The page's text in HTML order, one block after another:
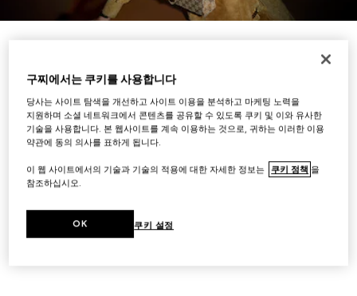
여성
남성
구찌에서는 쿠키를 사용합니다
당사는 사이트 탐색을 개선하고 사이트 이용을 분석하고 마케팅 노력을
지원하며 소셜 네트워크에서 콘텐츠를 공유할 수 있도록 쿠키 및 이와 유사한
기술을 사용합니다. 본 웹사이트를 계속 이용하는 것으로, 귀하는 이러한 이용
약관에 동의 의사를 표하게 됩니다.
이 웹 사이트에서의 기술과 기술의 적용에 대한 자세한 정보는 쿠키 정책 을
참조하십시오.
쿠키 설정
OK